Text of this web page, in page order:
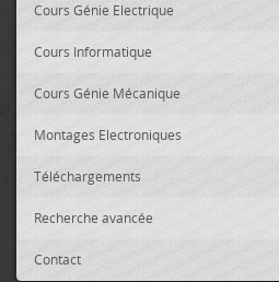
Cours Génie Electrique
Cours Informatique
Cours Génie Mécanique
Montages Electroniques
Téléchargements
Recherche avancée
Contact